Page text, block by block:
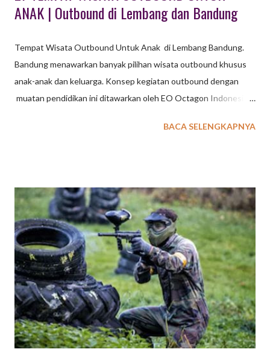
ANAK | Outbound di Lembang dan Bandung
Tempat Wisata Outbound Untuk Anak di Lembang Bandung.
Bandung menawarkan banyak pilihan wisata outbound khusus
anak-anak dan keluarga. Konsep kegiatan outbound dengan
muatan pendidikan ini ditawarkan oleh EO Octagon Indonesia
Untuk kegiatan Family Gathering EXXO sudah sediakan
dengan disesuaikan karakteristik peserta dan usia. baca juga : 36
Tempat Wisata di Lembang TEMPAT WISATA OUTBOUND
UNTUK ANAK & FAMILY GATHERING DI BANDUNG Khusus
Wisata Outbound di Lembang Bandung ini , paket untuk usia
anak - anak tersedia Program Outbound Character Building
berupa aktifitas wisata edukasi untuk pelajar PAUD, TK maupun
SD dan SMP. Teriakan anak - anak terdengar sangat nyaring saat
pemandu dari EO Octagon Indonesia memberi instruksi ...
BACA SELENGKAPNYA